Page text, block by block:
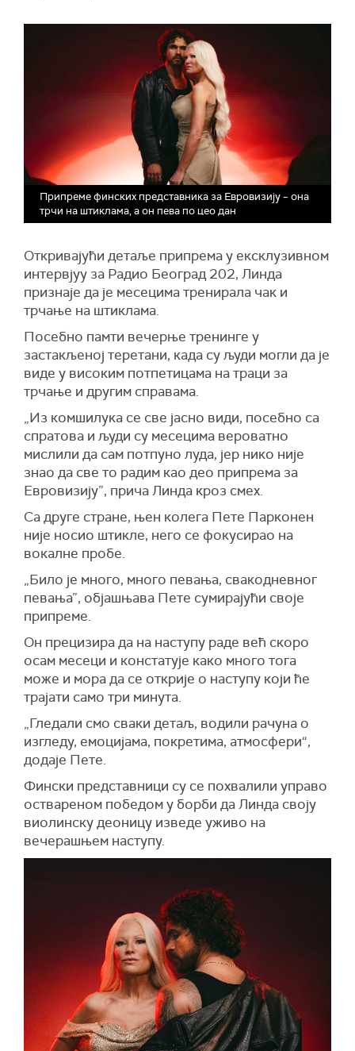
Припреме финских представника за Евровизију – она
трчи на штиклама, а он пева по цео дан
Откривајући детаље припрема у ексклузивном
интервјуу за Радио Београд 202, Линда
признаје да је месецима тренирала чак и
трчање на штиклама.
Посебно памти вечерње тренинге у
застакљеној теретани, када су људи могли да је
виде у високим потпетицама на траци за
трчање и другим справама.
„Из комшилука се све јасно види, посебно са
спратова и људи су месецима вероватно
мислили да сам потпуно луда, јер нико није
знао да све то радим као део припрема за
Евровизију”, прича Линда кроз смех.
Са друге стране, њен колега Пете Парконен
није носио штикле, него се фокусирао на
вокалне пробе.
„Било је много, много певања, свакодневног
певања”, објашњава Пете сумирајући своје
припреме.
Он прецизира да на наступу раде већ скоро
осам месеци и констатује како много тога
може и мора да се открије о наступу који ће
трајати само три минута.
„Гледали смо сваки детаљ, водили рачуна о
изгледу, емоцијама, покретима, атмосфери“,
додаје Пете.
Фински представници су се похвалили управо
оствареном победом у борби да Линда своју
виолинску деоницу изведе уживо на
вечерашњем наступу.